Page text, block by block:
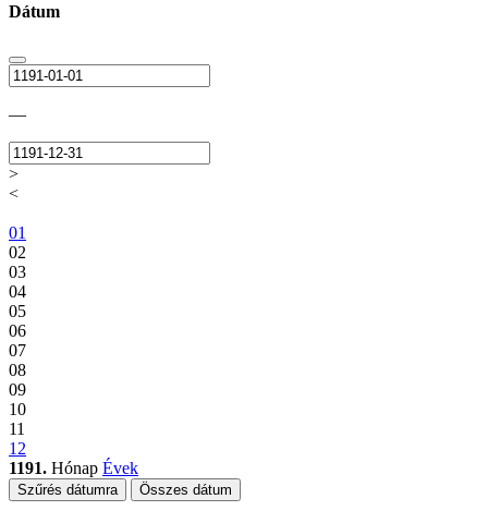
Dátum
—
>
<
01
02
03
04
05
06
07
08
09
10
11
12
1191. Hónap Évek
Szűrés dátumra Összes dátum